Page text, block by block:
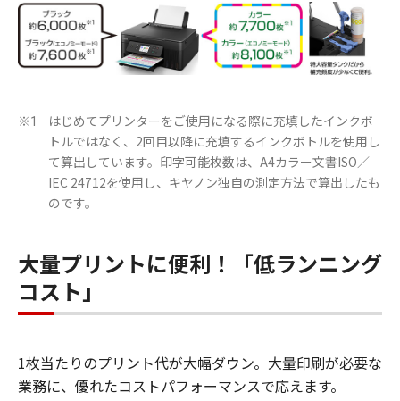
※1
はじめてプリンターをご使用になる際に充填したインクボ
トルではなく、2回目以降に充填するインクボトルを使用し
て算出しています。印字可能枚数は、A4カラー文書ISO／
IEC 24712を使用し、キヤノン独自の測定方法で算出したも
のです。
大量プリントに便利！「低ランニング
コスト」
1枚当たりのプリント代が大幅ダウン。大量印刷が必要な
業務に、優れたコストパフォーマンスで応えます。